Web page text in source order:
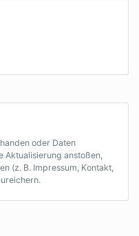
oder Daten
Aktualisierung anstoßen,
(z. B. Impressum, Kontakt,